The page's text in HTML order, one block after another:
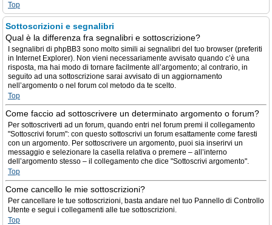
Top
Sottoscrizioni e segnalibri
Qual è la differenza fra segnalibri e sottoscrizione?
I segnalibri di phpBB3 sono molto simili ai segnalibri del tuo browser (preferiti
in Internet Explorer). Non vieni necessariamente avvisato quando c’è una
risposta, ma hai modo di tornare facilmente all’argomento; al contrario, in
seguito ad una sottoscrizione sarai avvisato di un aggiornamento
nell’argomento o nel forum col metodo da te scelto.
Top
Come faccio ad sottoscrivere un determinato argomento o forum?
Per sottoscriverti ad un forum, quando entri nel forum premi il collegamento
"Sottoscrivi forum": con questo sottoscrivi un forum esattamente come faresti
con un argomento. Per sottoscrivere un argomento, puoi sia inserirvi un
messaggio e selezionare la casella relativa o premere – all’interno
dell’argomento stesso – il collegamento che dice "Sottoscrivi argomento".
Top
Come cancello le mie sottoscrizioni?
Per cancellare le tue sottoscrizioni, basta andare nel tuo Pannello di Controllo
Utente e segui i collegamenti alle tue sottoscrizioni.
Top